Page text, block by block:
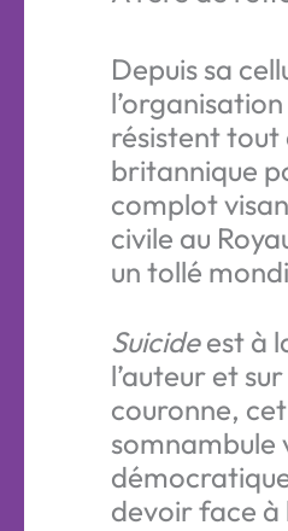
Depuis sa
résistent tout
britannique
complot
civile au
un tollé
Suicideest à
l’auteur et
couronne,
somnambule
devoir face à